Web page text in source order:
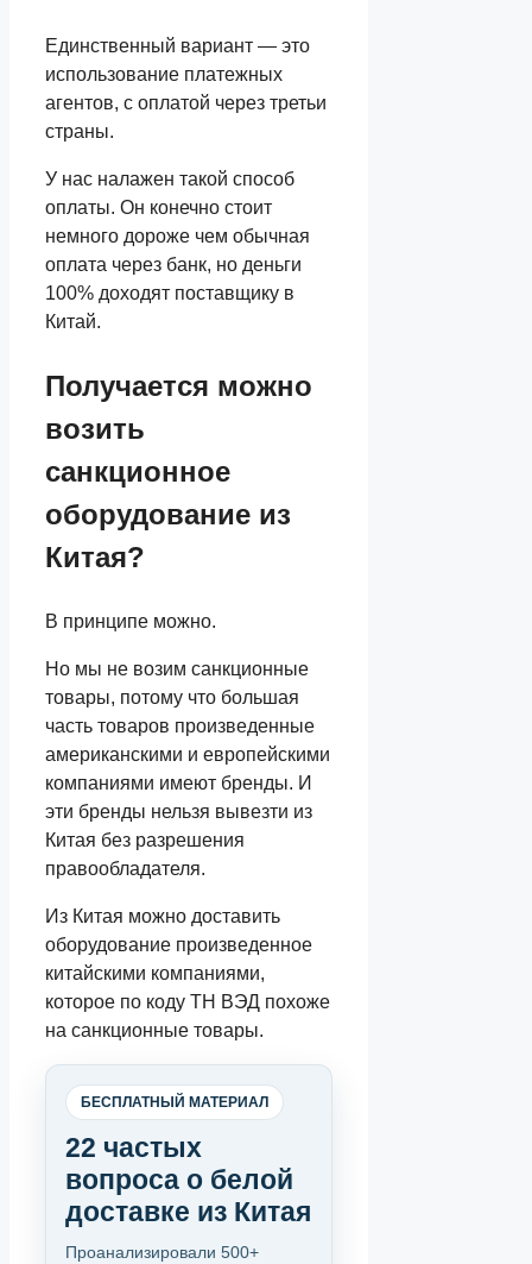
Единственный вариант — это
использование платежных
агентов, с оплатой через третьи
страны.
У нас налажен такой способ
оплаты. Он конечно стоит
немного дороже чем обычная
оплата через банк, но деньги
100% доходят поставщику в
Китай.
Получается можно
возить
санкционное
оборудование из
Китая?
В принципе можно.
Но мы не возим санкционные
товары, потому что большая
часть товаров произведенные
американскими и европейскими
компаниями имеют бренды. И
эти бренды нельзя вывезти из
Китая без разрешения
правообладателя.
Из Китая можно доставить
оборудование произведенное
китайскими компаниями,
которое по коду ТН ВЭД похоже
на санкционные товары.
БЕСПЛАТНЫЙ МАТЕРИАЛ
22 частых
вопроса о белой
доставке из Китая
Проанализировали 500+